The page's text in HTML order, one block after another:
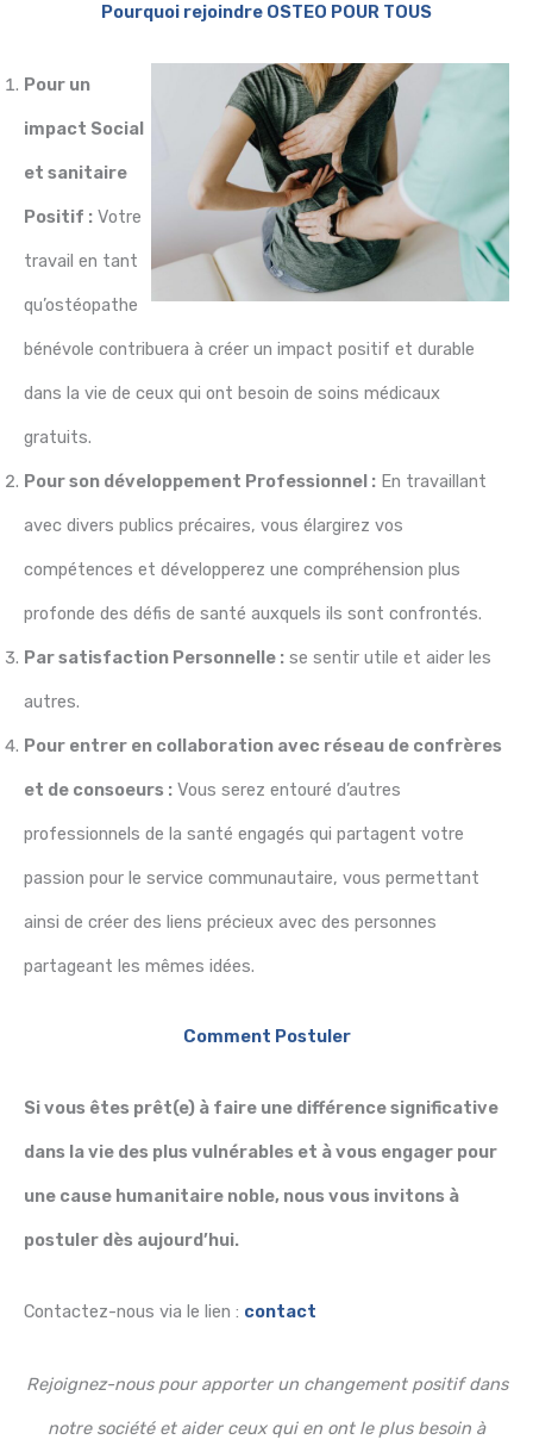
Pourquoi rejoindre OSTEO POUR TOUS
Pour un
impact Social
et sanitaire
Positif : Votre
travail en tant
qu’ostéopathe
bénévole contribuera à créer un impact positif et durable
dans la vie de ceux qui ont besoin de soins médicaux
gratuits.
Pour son développement Professionnel : En travaillant
avec divers publics précaires, vous élargirez vos
compétences et développerez une compréhension plus
profonde des défis de santé auxquels ils sont confrontés.
Par satisfaction Personnelle : se sentir utile et aider les
autres.
Pour entrer en collaboration avec réseau de confrères
et de consoeurs : Vous serez entouré d’autres
professionnels de la santé engagés qui partagent votre
passion pour le service communautaire, vous permettant
ainsi de créer des liens précieux avec des personnes
partageant les mêmes idées.
Comment Postuler
Si vous êtes prêt(e) à faire une différence significative
dans la vie des plus vulnérables et à vous engager pour
une cause humanitaire noble, nous vous invitons à
postuler dès aujourd’hui.
Contactez-nous via le lien : contact
Rejoignez-nous pour apporter un changement positif dans
notre société et aider ceux qui en ont le plus besoin à